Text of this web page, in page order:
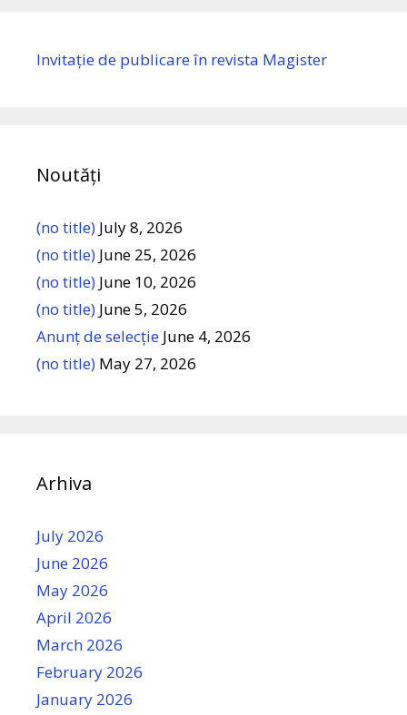
Invitație de publicare în revista Magister
Noutăți
(no title) July 8, 2026
(no title) June 25, 2026
(no title) June 10, 2026
(no title) June 5, 2026
Anunț de selecție June 4, 2026
(no title) May 27, 2026
Arhiva
July 2026
June 2026
May 2026
April 2026
March 2026
February 2026
January 2026